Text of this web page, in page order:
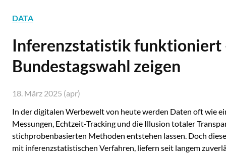
DATA
Inferenzstatistik funktioniert
Bundestagswahl zeigen
18. März 2025 (apr)
In der digitalen Werbewelt von heute werden Daten oft wie
Messungen, Echtzeit-Tracking und die Illusion totaler
stichprobenbasierten Methoden entstehen lassen. Doch
mit inferenzstatistischen Verfahren, liefern seit langem